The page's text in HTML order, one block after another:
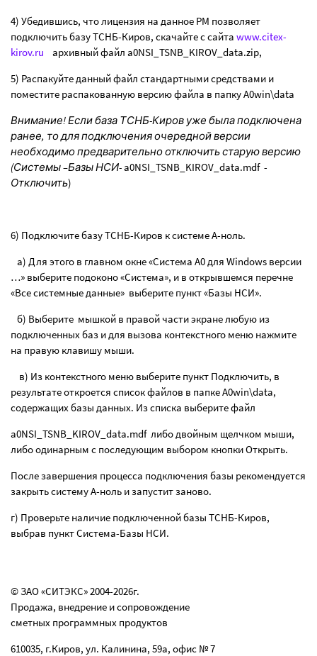
4) Убедившись, что лицензия на данное РМ позволяет
подключить базу ТСНБ-Киров, скачайте с сайта www.citex-
kirov.ru
архивный файл a0NSI_TSNB_KIROV_data.zip,
5) Распакуйте данный файл стандартными средствами и
поместите распакованную версию файла в папкуA0win\data
Внимание! Если база ТСНБ-Киров уже была подключена
ранее, то для подключения очередной версии
необходимо предварительно отключить старую версию
(Системы –Базы НСИ-a0NSI TSNB KIROV data.mdf -
Отключить)
6) Подключите базу ТСНБ-Киров к системе А-ноль.
а) Для этого в главном окне «Система А0 для Windows версии
…» выберите подоконо «Система», и в открывшемся перечне
«Все системные данные» выберите пункт «Базы НСИ».
б) Выберите мышкой в правой части экране любую из
подключенных баз и для вызова контекстного меню нажмите
на правую клавишу мыши.
в) Из контекстного меню выберите пункт Подключить, в
результате откроется список файлов в папкеA0win\data,
содержащих базы данных. Из списка выберите файл
a0NSI TSNB KIROV data.mdf либо двойным щелчком мыши,
либо одинарным с последующим выбором кнопки Открыть.
После завершения процесса подключения базы рекомендуется
закрыть систему А-ноль и запустит заново.
г) Проверьте наличие подключенной базы ТСНБ-Киров,
выбрав пункт Система-Базы НСИ.
© ЗАО «СИТЭКС» 2004-2026г.
Продажа, внедрение и сопровождение
сметных программных продуктов
610035, г.Киров, ул. Калинина, 59а, офис № 7